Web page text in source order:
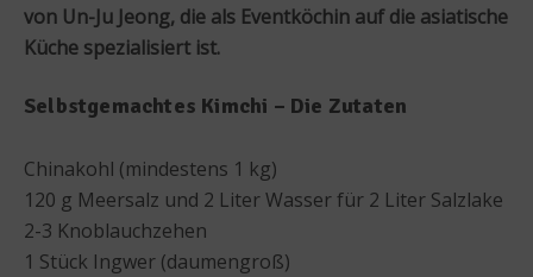
von Un-Ju Jeong, die als Eventköchin auf die asiatische
Küche spezialisiert ist.
Selbstgemachtes Kimchi – Die Zutaten
Chinakohl (mindestens 1 kg)
120 g Meersalz und 2 Liter Wasser für 2 Liter Salzlake
2-3 Knoblauchzehen
1 Stück Ingwer (daumengroß)